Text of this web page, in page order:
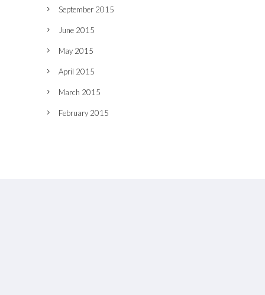
September 2015
June 2015
May 2015
April 2015
March 2015
February 2015